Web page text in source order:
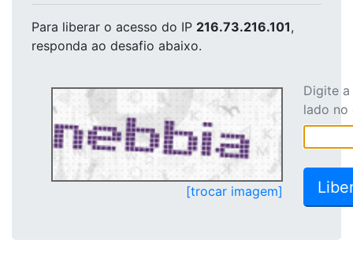
Para liberar o acesso do IP 216.73.216.101,
responda ao desafio abaixo.
[trocar imagem]
Digite
lado no